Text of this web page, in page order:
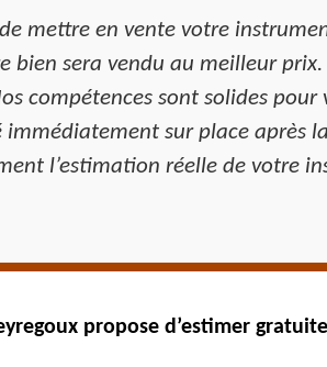
mettre en vente votre
bien sera vendu au meilleur
compétences sont solides
immédiatement sur place après
l’estimation réelle de votre
propose d’estimer